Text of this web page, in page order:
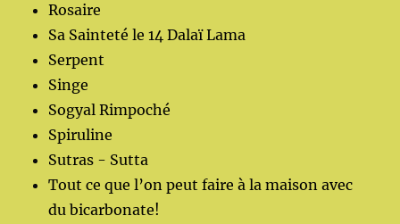
Rosaire
Sa Sainteté le 14 Dalaï Lama
Serpent
Singe
Sogyal Rimpoché
Spiruline
Sutras - Sutta
Tout ce que l’on peut faire à la maison avec
du bicarbonate!